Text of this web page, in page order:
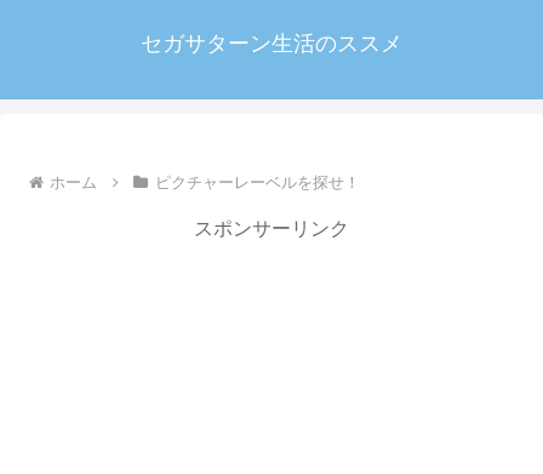
セガサターン生活のススメ
ホーム ピクチャーレーベルを探せ！
スポンサーリンク